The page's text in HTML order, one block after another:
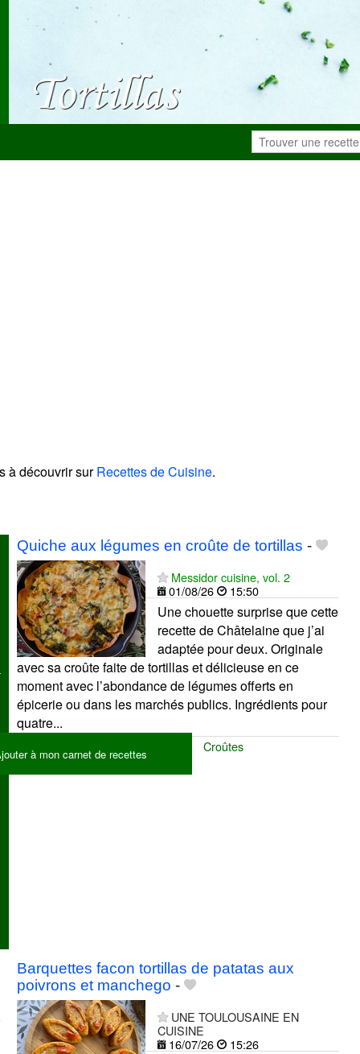
à découvrir surRecettes de Cuisine.
à mon carnet de recettes
Quiche aux légumes en croûte de tortillas -
Messidor cuisine, vol. 2
01/08/26
15:50
Une chouette surprise que cette
recette de Châtelaine que j’ai
adaptée pour deux. Originale
avec sa croûte faite de tortillas et délicieuse en ce
moment avec l’abondance de légumes offerts en
épicerie ou dans les marchés publics. Ingrédients pour
quatre...
Croûtes
Barquettes facon tortillas de patatas aux
poivrons et manchego -
UNE TOULOUSAINE EN
CUISINE
16/07/26
15:26